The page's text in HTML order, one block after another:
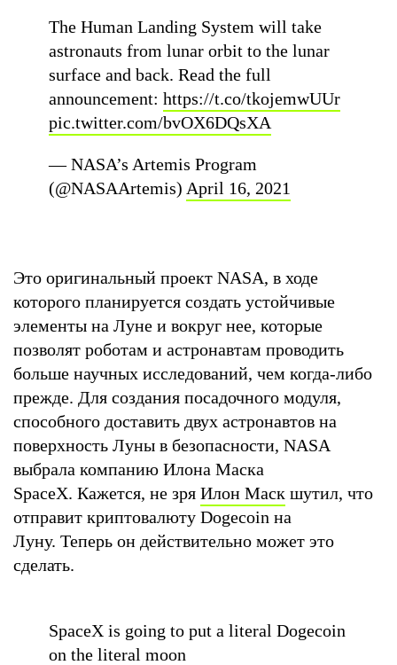
The Human Landing System will take
astronauts from lunar orbit to the lunar
surface and back. Read the full
announcement: https://t.co/tkojemwUUr
pic.twitter.com/bvOX6DQsXA
— NASA’s Artemis Program
(@NASAArtemis) April 16, 2021
Это оригинальный проект NASA, в ходе
которого планируется создать устойчивые
элементы на Луне и вокруг нее, которые
позволят роботам и астронавтам проводить
больше научных исследований, чем когда-либо
прежде. Для создания посадочного модуля,
способного доставить двух астронавтов на
поверхность Луны в безопасности, NASA
выбрала компанию Илона Маска
SpaceX. Кажется, не зря Илон Маск шутил, что
отправит криптовалюту Dogecoin на
Луну. Теперь он действительно может это
сделать.
SpaceX is going to put a literal Dogecoin
on the literal moon